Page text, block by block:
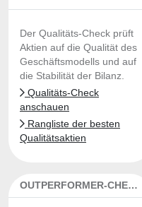
Der Qualitäts-Check prüft
Aktien auf die Qualität des
Geschäftsmodells und auf
die Stabilität der Bilanz.
Qualitäts-Check
anschauen
Rangliste der besten
Qualitätsaktien
OUTPERFORMER-CHECK